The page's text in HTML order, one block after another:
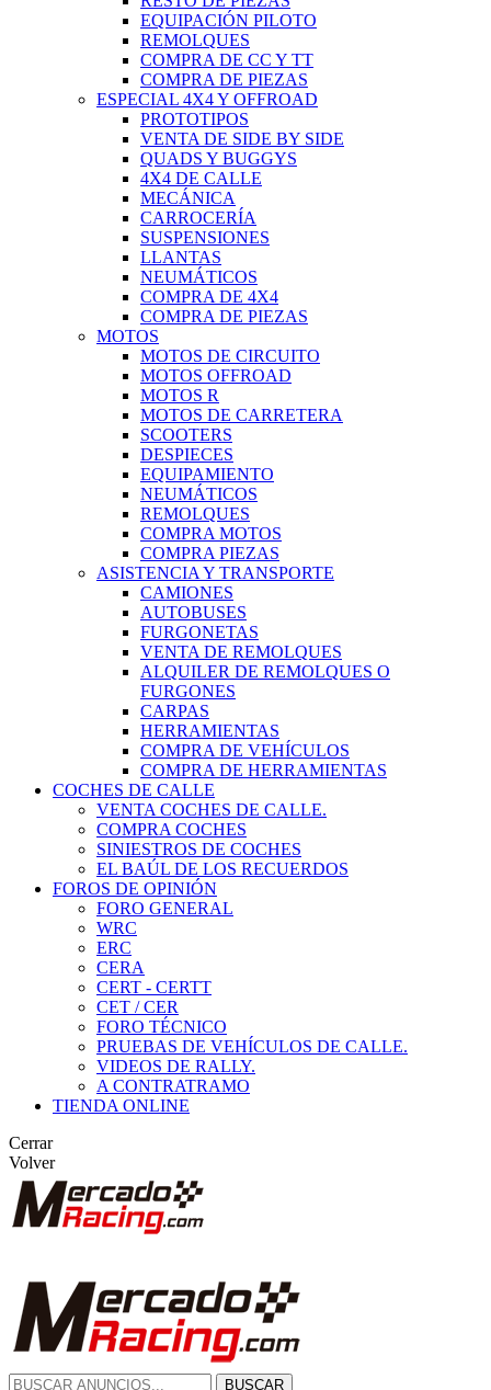
EQUIPACIÓN PILOTO
REMOLQUES
COMPRA DE CC Y TT
COMPRA DE PIEZAS
ESPECIAL 4X4 Y OFFROAD
PROTOTIPOS
VENTA DE SIDE BY SIDE
QUADS Y BUGGYS
4X4 DE CALLE
MECÁNICA
CARROCERÍA
SUSPENSIONES
LLANTAS
NEUMÁTICOS
COMPRA DE 4X4
COMPRA DE PIEZAS
MOTOS
MOTOS DE CIRCUITO
MOTOS OFFROAD
MOTOS R
MOTOS DE CARRETERA
SCOOTERS
DESPIECES
EQUIPAMIENTO
NEUMÁTICOS
REMOLQUES
COMPRA MOTOS
COMPRA PIEZAS
ASISTENCIA Y TRANSPORTE
CAMIONES
AUTOBUSES
FURGONETAS
VENTA DE REMOLQUES
ALQUILER DE REMOLQUES O
FURGONES
CARPAS
HERRAMIENTAS
COMPRA DE VEHÍCULOS
COMPRA DE HERRAMIENTAS
COCHES DE CALLE
VENTA COCHES DE CALLE.
COMPRA COCHES
SINIESTROS DE COCHES
EL BAÚL DE LOS RECUERDOS
FOROS DE OPINIÓN
FORO GENERAL
WRC
ERC
CERA
CERT - CERTT
CET / CER
FORO TÉCNICO
PRUEBAS DE VEHÍCULOS DE CALLE.
VIDEOS DE RALLY.
A CONTRATRAMO
TIENDA ONLINE
Cerrar
Volver
BUSCAR
ANUNCIOS DE COMPETICIÓN